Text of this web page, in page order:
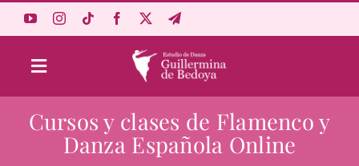
Toggle
Navigation
Aprende Online
Cursos y clases de Flamenco y
Danza Española Online